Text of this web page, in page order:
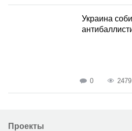
Украина
0 2479
Проекты